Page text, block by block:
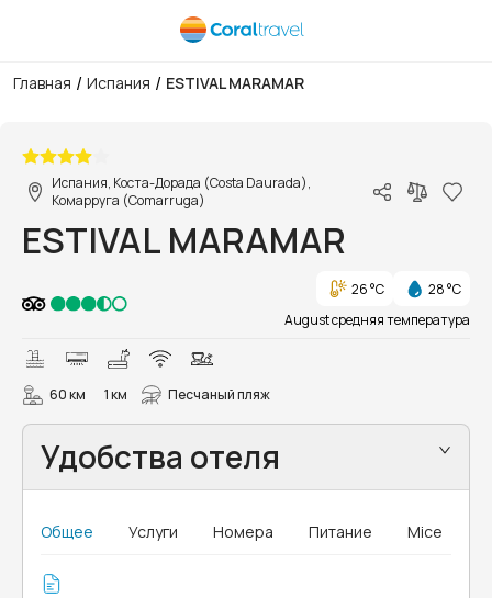
Главная / Испания / ESTIVAL MARAMAR
Испания, Коста-Дорада (Costa Daurada),
Комарруга (Comarruga)
ESTIVAL MARAMAR
26 °C
28 °C
August средняя температура
60 км 1 км Песчаный пляж
Удобства отеля
Общее Услуги Номера Питание Mice